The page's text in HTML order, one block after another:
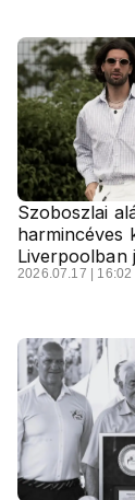
Szoboszlai
harmincéves
Liverpoolban
2026.07.17 | 16:02